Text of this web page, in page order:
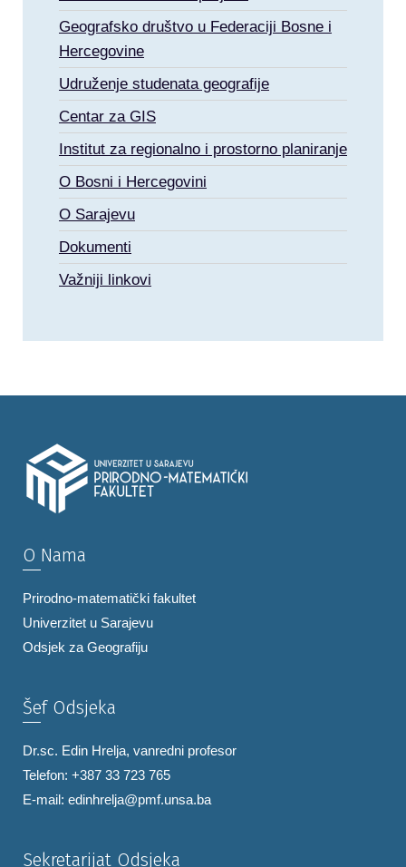
Geografsko društvo u Federaciji Bosne i
Hercegovine
Udruženje studenata geografije
Centar za GIS
Institut za regionalno i prostorno planiranje
O Bosni i Hercegovini
O Sarajevu
Dokumenti
Važniji linkovi
O Nama
Prirodno-matematički fakultet
Univerzitet u Sarajevu
Odsjek za Geografiju
Šef Odsjeka
Dr.sc. Edin Hrelja, vanredni profesor
Telefon: +387 33 723 765
E-mail: edinhrelja@pmf.unsa.ba
Sekretarijat Odsjeka